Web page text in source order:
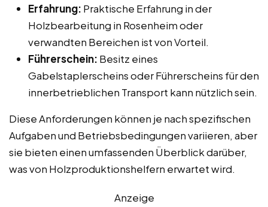
Erfahrung: Praktische Erfahrung in der
Holzbearbeitung in Rosenheim oder
verwandten Bereichen ist von Vorteil.
Führerschein: Besitz eines
Gabelstaplerscheins oder Führerscheins für den
innerbetrieblichen Transport kann nützlich sein.
Diese Anforderungen können je nach spezifischen
Aufgaben und Betriebsbedingungen variieren, aber
sie bieten einen umfassenden Überblick darüber,
was von Holzproduktionshelfern erwartet wird.
Anzeige